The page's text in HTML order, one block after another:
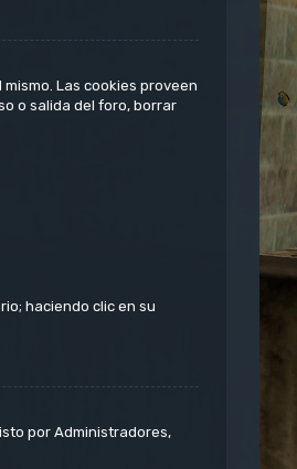
Las cookies proveen
o salida del foro, borrar
haciendo clic en su
por Administradores,